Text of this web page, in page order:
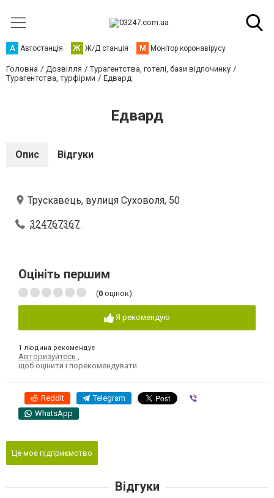
А Автостанція Ж Ж/Д станція М Монітор коронавірусу
Головна Дозвілля
Турагентства, готелі, бази відпочинку
Турагентства, турфірми
Едвард
Едвард
Опис Відгуки
Трускавець, вулиця Суховоля, 50
324767367
Оцініть першим
(0 оцінок)
Я рекомендую
1 людина рекомендує
Авторизуйтесь
щоб оцінити і порекомендувати
Reddit Telegram
WhatsApp
Це моє підприємство
Відгуки